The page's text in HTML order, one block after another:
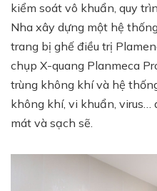
kiểm soát vô khuẩn, quy
Nha xây dựng một hệ
trang bị ghế điều trị
chụp X-quang Planmeca
trùng không khí và hệ
không khí, vi khuẩn,
mát và sạch sẽ.